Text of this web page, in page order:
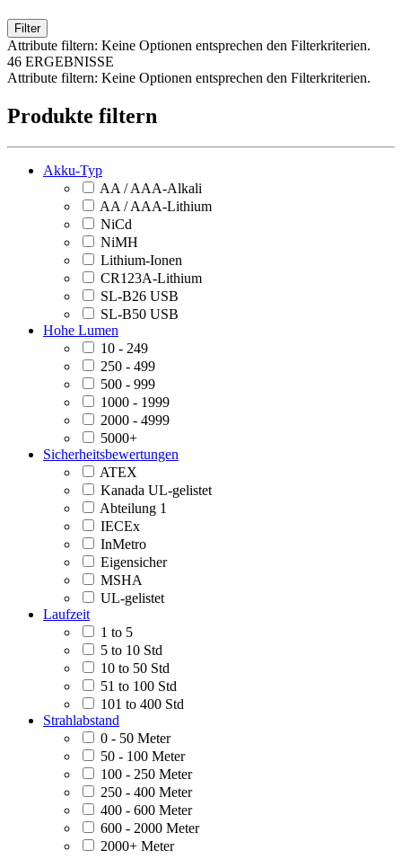
Filter
Attribute filtern: Keine Optionen entsprechen den Filterkriterien.
46 ERGEBNISSE
Attribute filtern: Keine Optionen entsprechen den Filterkriterien.
Produkte filtern
Akku-Typ
AA / AAA-Alkali
AA / AAA-Lithium
NiCd
NiMH
Lithium-Ionen
CR123A-Lithium
SL-B26 USB
SL-B50 USB
Hohe Lumen
10 - 249
250 - 499
500 - 999
1000 - 1999
2000 - 4999
5000+
Sicherheitsbewertungen
ATEX
Kanada UL-gelistet
Abteilung 1
IECEx
InMetro
Eigensicher
MSHA
UL-gelistet
Laufzeit
1 to 5
5 to 10 Std
10 to 50 Std
51 to 100 Std
101 to 400 Std
Strahlabstand
0 - 50 Meter
50 - 100 Meter
100 - 250 Meter
250 - 400 Meter
400 - 600 Meter
600 - 2000 Meter
2000+ Meter